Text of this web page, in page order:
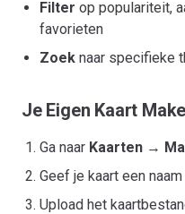
Filter op populariteit,
favorieten
Zoek naar specifieke
Je Eigen Kaart
Ga naar Kaarten →
Geef je kaart een
Upload het